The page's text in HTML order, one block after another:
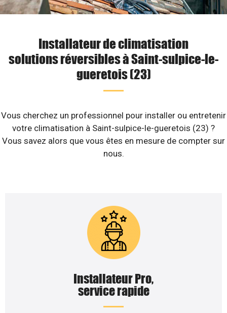
Installateur de climatisation
solutions réversibles à Saint-sulpice-le-
gueretois (23)
Vous cherchez un professionnel pour installer ou entretenir
votre climatisation à Saint-sulpice-le-gueretois (23) ?
Vous savez alors que vous êtes en mesure de compter sur
nous.
Installateur Pro,
service rapide